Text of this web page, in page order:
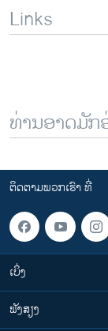
u
s
d
e
d
Links
ທ່ານອາດມັກ
ຕິດຕາມພວກເຮົາ ທີ່
ເບິ່ງ
ຟັງສຽງ